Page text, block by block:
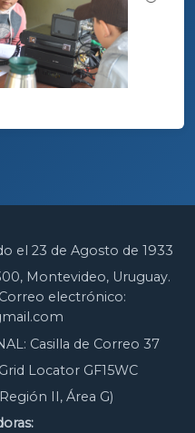
el 23 de Agosto de 1933
Montevideo, Uruguay.
electrónico:
Casilla de Correo 37
Locator GF15WC
II, Área G)